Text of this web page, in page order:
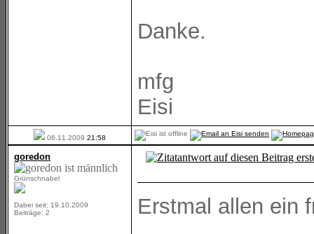
Danke.
mfg
Eisi
06.11.2009 21:58
goredon
Grünschnabel
Dabei seit: 19.10.2009
Beiträge: 2
Erstmal allen ein